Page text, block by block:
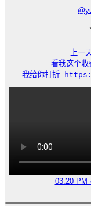
@
上一
看我这个收
我给你打折
03:20 PM